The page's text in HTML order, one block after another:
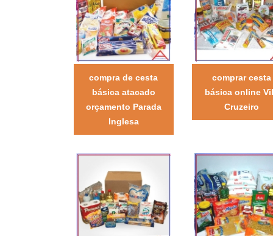
compra de cesta
básica atacado
orçamento Parada
Inglesa
comprar cesta
básica online
Cruzeiro